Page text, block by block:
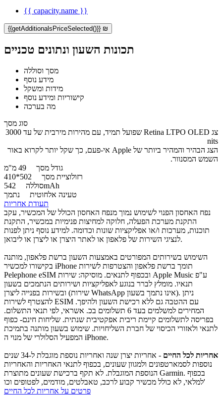
{{ capacity.name }}
{{getAdditionalsPriceSelected()}} ₪
תכונות השעון ונתונים טכניים
מסך וסוללה
מידע נוסף
מידות ומשקל
קישוריות ומידע נוסף
מה בערכה
סוג מסך
צג Retina LTPO OLED שפועל תמיד, עם מהירות מירבית של עד ‎3000
nits
הצג הבהיר והמהיר ביותר של Apple אי-פעם, כך שקל יותר לקרוא באור
השמש המסנוור.
גודל מסך
רזולוציית מסך
סוללה542mAh
טעינה אלחוטית נתמך
תעודת אחריות
נפח האחסון הפנוי לשימוש נמוך מנפח האחסון הכולל של המכשיר, עקב
התקנת מערכת הפעלה, חלוקה למחיצות פנימיות במכשיר, התקנת
תוכנות, מערכות ו/או אפליקציות שונות וכדומה. למידע נוסף ניתן לפנות
לנציגי השירות של פלאפון או לאתר היצרן או ליצרן או ליבואן.
השימוש בשירותים המפורטים באמצעות השעון ברשת פלאפון, מותנה
בקישורו למכשיר iPhone תומך ברשת פלאפון והצטרפות לשירות
Pelephone eSIM ובכפוף לתנאים. מוסיקה: שירות Apple Music ע"פ
תנאיו. מומלץ לברר בנוגע לאפליקציות ושירותים הנתמכים בשעון
ובשירות בפנייה ליצרן (שירות WhatsApp אינו נתמך בשעון). ניתן
להצטרף לשירות ESIM עם ההטבה גם ללא רכישת השעון ולהיפך.
המחירים למשלמים בעד 6 תשלומים בכ. אשראי, לפי תנאי התשלום.
בפריסה לתשלומים קיימת ריבית אפקטיבית שנתית. שליחות חינם- כפוף
לתנאי ולאזורי הכיסוי של חברת השליחויות. שימוש בשעון מותנה בתמיכת
המפעיל הסלולרי של מנוי ה iPhone.
אחריות לכל החיים
- אחריות יצרן שנה ואחריות נוספת מוגבלת ל-34 שנים
נוספות לסמארטפונים ולמגוון שעונים, בכפוף לתנאי האחריות והאחריות
הנוספת המוגבלת. לא תקף ברכישת שעונים מתוצרת Garmin. בכפוף
למלאי, לא כולל מכשיר קבוע לרכב, טאבלטים, מודמים, לפטופים וכו'
פרטים על אחריות לכל החיים